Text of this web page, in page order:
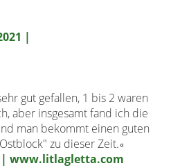
|
gut gefallen, 1 bis 2 waren
aber insgesamt fand ich die
man bekommt einen guten
zu dieser Zeit.«
| www.litlagletta.com